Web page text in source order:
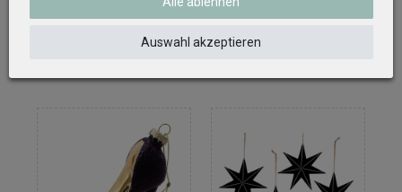
4,99 € 4,99 €
Auswahl akzeptieren